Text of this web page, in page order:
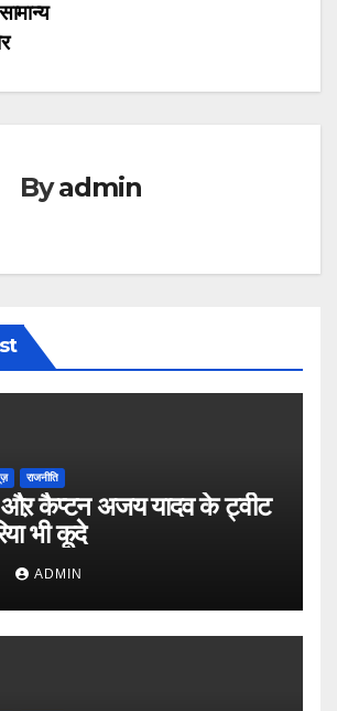
Byadmin
राजनीति
कैप्टन अजय यादव के ट्वीट
भी कूदे
ADMIN